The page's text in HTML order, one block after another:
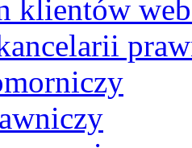
z web.lex było pozyskanie
klientów